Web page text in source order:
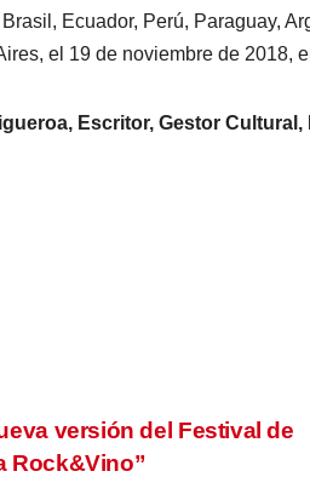
Ecuador, Perú, Paraguay,
el 19 de noviembre de 2018,
Escritor, Gestor Cultural,
versión del Festival de
Rock&Vino”